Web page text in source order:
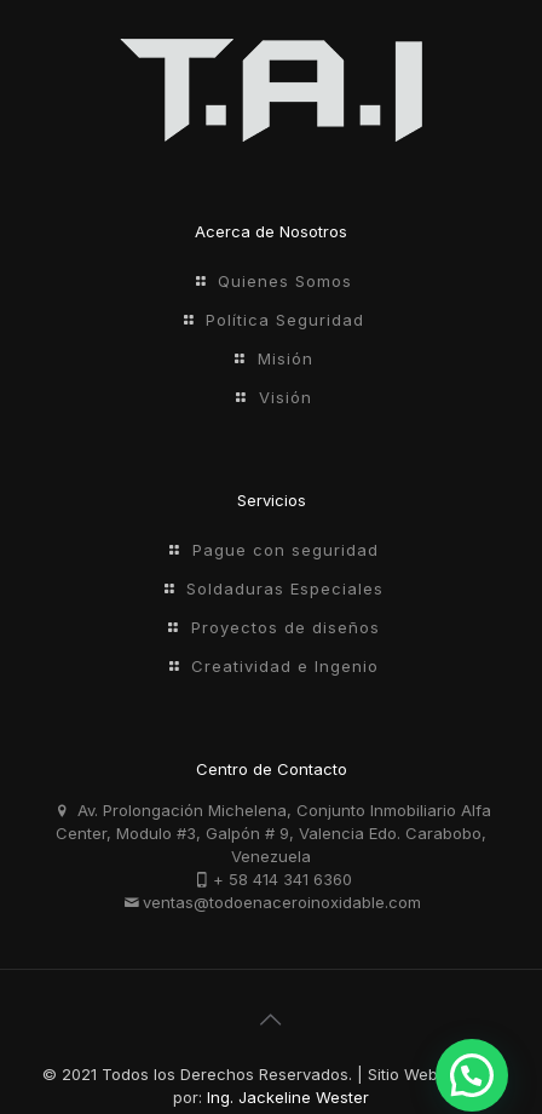
Acerca de Nosotros
Quienes Somos
Política Seguridad
Misión
Visión
Servicios
Pague con seguridad
Soldaduras Especiales
Proyectos de diseños
Creatividad e Ingenio
Centro de Contacto
Av. Prolongación Michelena, Conjunto Inmobiliario Alfa
Center, Modulo #3, Galpón # 9, Valencia Edo. Carabobo,
Venezuela
+ 58 414 341 6360
ventas@todoenaceroinoxidable.com
© 2021 Todos los Derechos Reservados. | Sitio Web Creado
por: Ing. Jackeline Wester